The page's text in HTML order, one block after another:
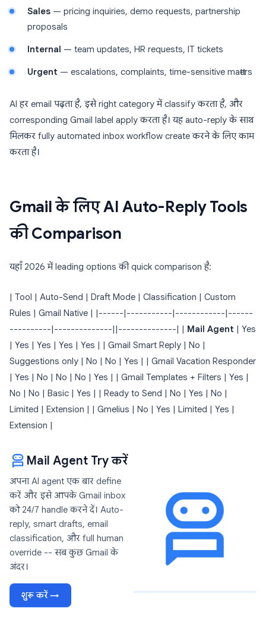
Sales — pricing inquiries, demo requests, partnership
proposals
Internal — team updates, HR requests, IT tickets
Urgent — escalations, complaints, time-sensitive matters
AI हर email पढ़ता है, इसे right category में classify करता है, और
corresponding Gmail label apply करता है। यह auto-reply के साथ
मिलकर fully automated inbox workflow create करने के लिए काम
करता है।
Gmail के लिए AI Auto-Reply Tools
की Comparison
यहाँ 2026 में leading options की quick comparison है:
| Tool | Auto-Send | Draft Mode | Classification | Custom
Rules | Gmail Native | |------|-----------|------------|------
----------|--------------||--------------| |
Mail Agent | Yes
| Yes | Yes | Yes | Yes | | Gmail Smart Reply | No |
Suggestions only | No | No | Yes | | Gmail Vacation Responder
| Yes | No | No | No | Yes | | Gmail Templates + Filters | Yes |
No | No | Basic | Yes | | Ready to Send | No | Yes | No |
Limited | Extension | | Gmelius | No | Yes | Limited | Yes |
Extension |
Mail Agent Try करें
अपना AI agent एक बार define
करें और इसे आपके Gmail inbox
को 24/7 handle करने दें। Auto-
reply, smart drafts, email
classification, और full human
override -- सब कुछ Gmail के
अंदर।
शुरू करें →